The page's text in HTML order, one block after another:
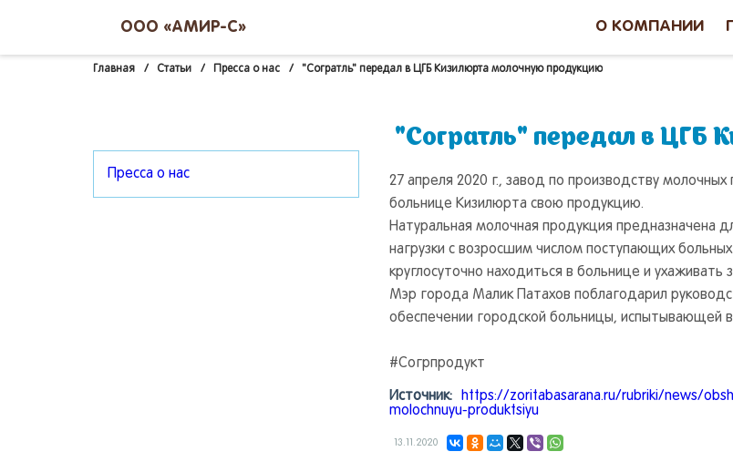
ООО «АМИР-С» О КОМПАНИИ
Главная / Статьи / Пресса о нас / "Согратль" передал в ЦГБ Кизилюрта молочную продукцию
Пресса о нас
"Согратль" передал в ЦГБ
27 апреля 2020 г., завод по производству
больнице Кизилюрта свою продукцию.
Натуральная молочная продукция предназначена
нагрузки с возросшим числом поступающих
круглосуточно находиться в больнице и ухаживать
Мэр города Малик Патахов поблагодарил
обеспечении городской больницы, испытывающей в
#Согрпродукт
Источник:
https://zoritabasarana.ru/rubriki/news/
molochnuyu-produktsiyu
13.11.2020